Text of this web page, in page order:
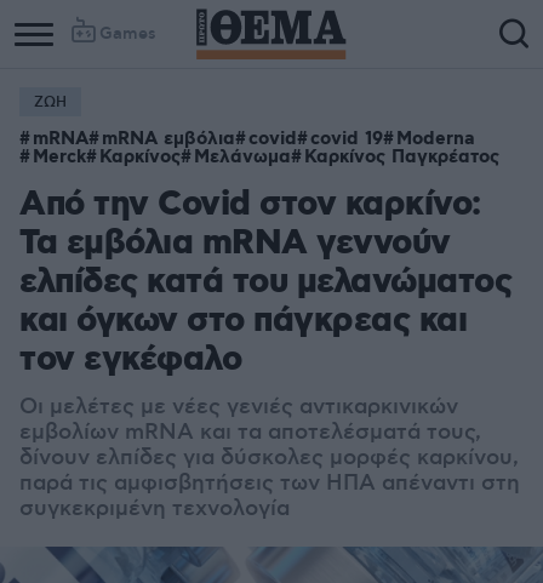
Games
ΖΩΗ
mRNA mRNA εμβόλια covid covid 19 Moderna
Merck Καρκίνος Μελάνωμα Καρκίνος Παγκρέατος
Από την Covid στον καρκίνο:
Τα εμβόλια mRNA γεννούν
ελπίδες κατά του μελανώματος
και όγκων στο πάγκρεας και
τον εγκέφαλο
Οι μελέτες με νέες γενιές αντικαρκινικών
εμβολίων mRNA και τα αποτελέσματά τους,
δίνουν ελπίδες για δύσκολες μορφές καρκίνου,
παρά τις αμφισβητήσεις των ΗΠΑ απέναντι στη
συγκεκριμένη τεχνολογία